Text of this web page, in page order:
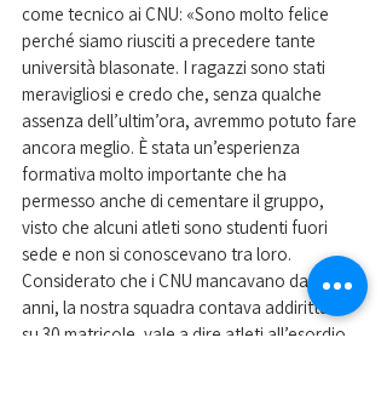
come tecnico ai CNU: «Sono molto felice
perché siamo riusciti a precedere tante
università blasonate. I ragazzi sono stati
meravigliosi e credo che, senza qualche
assenza dell’ultim’ora, avremmo potuto fare
ancora meglio. È stata un’esperienza
formativa molto importante che ha
permesso anche di cementare il gruppo,
visto che alcuni atleti sono studenti fuori
sede e non si conoscevano tra loro.
Considerato che i CNU mancavano da due
anni, la nostra squadra contava addirittura
su 30 matricole, vale a dire atleti all’esordio